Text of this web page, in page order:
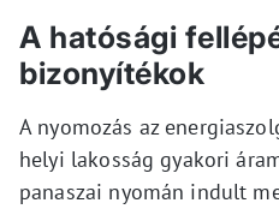
A hatósági
bizonyítékok
A nyomozás az
helyi lakosság gyakori
panaszai nyomán indult